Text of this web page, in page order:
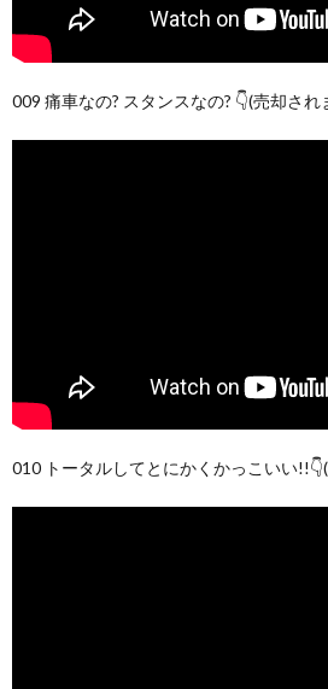
009 痛車なの? スタンスなの? 👇(売却され
010 トータルしてとにかくかっこいい